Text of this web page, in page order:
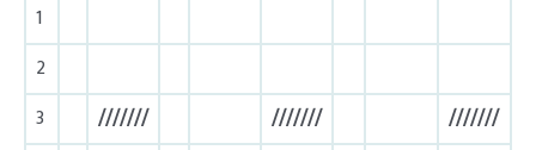
1
2
3
/////// ///////
///////